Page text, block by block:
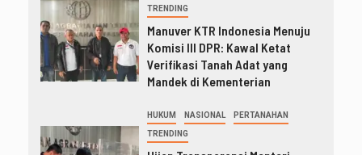
TRENDING
Manuver KTR Indonesia Menuju
Komisi III DPR: Kawal Ketat
Verifikasi Tanah Adat yang
Mandek di Kementerian
HUKUM NASIONAL PERTANAHAN
TRENDING